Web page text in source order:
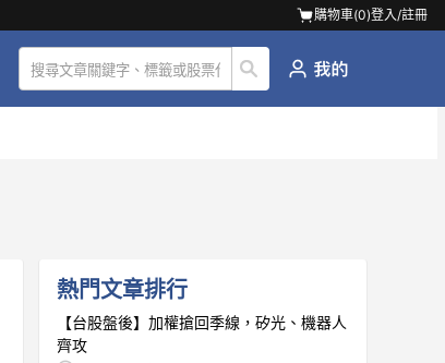
購物車(0)登入/註冊
熱門文章排行
【台股盤後】加權搶回季線，矽光、機器人
齊攻